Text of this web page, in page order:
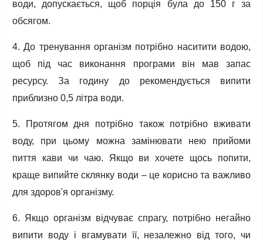
води, допускається, щоб порція була до 150 г за
обсягом.
4. До тренування організм потрібно наситити водою,
щоб під час виконання програми він мав запас
ресурсу. За годину до рекомендується випити
приблизно 0,5 літра води.
5. Протягом дня потрібно також потрібно вживати
воду, при цьому можна замінювати нею прийоми
пиття кави чи чаю. Якщо ви хочете щось попити,
краще випийте склянку води – це корисно та важливо
для здоров'я організму.
6. Якщо організм відчуває спрагу, потрібно негайно
випити воду і вгамувати її, незалежно від того, чи